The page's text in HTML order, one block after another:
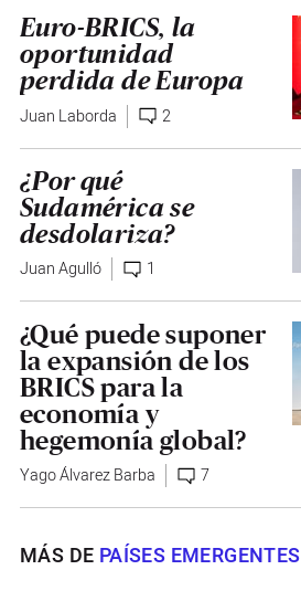
Euro-BRICS, la
oportunidad
perdida de Europa
Juan Laborda 2
¿Por qué
Sudamérica se
desdolariza?
Juan Agulló 1
¿Qué puede suponer
la expansión de los
BRICS para la
economía y
hegemonía global?
Yago Álvarez Barba 7
MÁS DE PAÍSES EMERGENTES